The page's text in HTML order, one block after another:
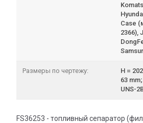
Case
2366),
Размеры по чертежу:
H =
63
UNS-
FS36253 - топливный сепаратор